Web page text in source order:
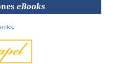
eBooks